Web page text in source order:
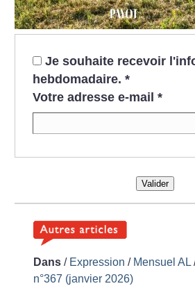
Je souhaite recevoir
hebdomadaire. *
Votre adresse e-mail *
Valider
Dans / Expression / Mensuel AL
n°367 (janvier 2026)